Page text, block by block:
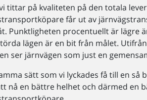
tittar på kvaliteten på den totala
får ut av
Punktligheten procentuellt är lägre
lägen är en bit från målet.
ser järnvägen som just en
sätt som vi lyckades få till en
nå en bättre helhet och därmed en